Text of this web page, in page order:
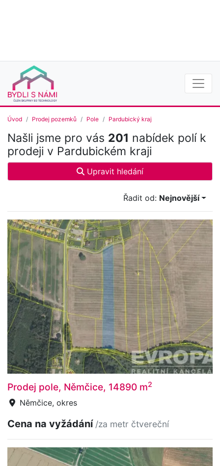
Úvod Prodej pozemků Pole Pardubický kraj
Našli jsme pro vás 201 nabídek polí k
prodeji v Pardubickém kraji
Upravit hledání
Řadit od: Nejnovější
Prodej pole, Němčice, 14890 m2
Němčice, okres
Cena na vyžádání /za metr čtvereční